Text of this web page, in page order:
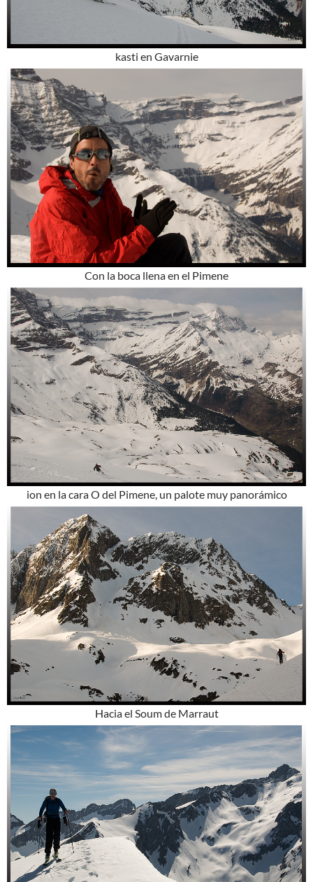
kasti en Gavarnie
Con la boca llena en el Pimene
ion en la cara O del Pimene, un palote muy panorámico
Hacia el Soum de Marraut